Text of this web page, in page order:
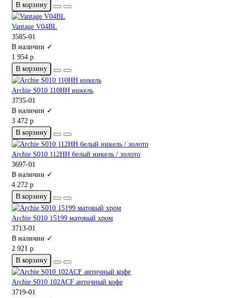
В корзину
Vantage V04BL
3585-01
В наличии ✓
1 954 р
В корзину
Archie S010 110HH никель
3735-01
В наличии ✓
3 472 р
В корзину
Archie S010 112HH белый никель / золото
3697-01
В наличии ✓
4 272 р
В корзину
Archie S010 15199 матовый хром
3713-01
В наличии ✓
2 921 р
В корзину
Archie S010 102ACF античный кофе
3719-01